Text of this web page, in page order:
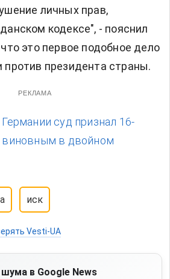
личных прав,
кодексе", - пояснил
это первое подобное дело
против президента страны.
РЕКЛАМА
Германии суд признал 16-
виновным в двойном
иск
Vesti-UA
в Google News